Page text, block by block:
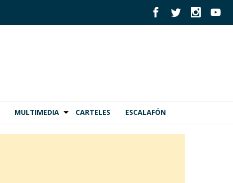
MULTIMEDIA CARTELES ESCALAFÓN